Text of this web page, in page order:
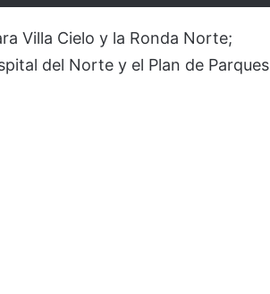
Villa Cielo y la Ronda Norte;
del Norte y el Plan de Parques